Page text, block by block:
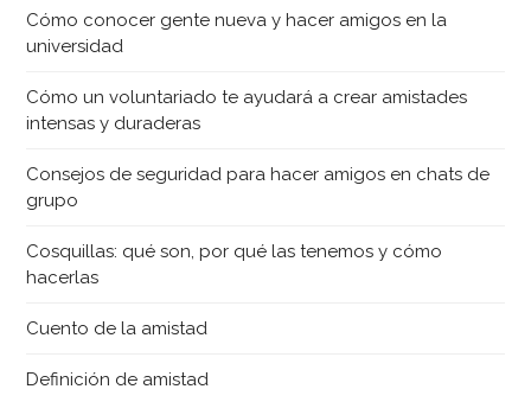
Cómo conocer gente nueva y hacer amigos en la
universidad
Cómo un voluntariado te ayudará a crear amistades
intensas y duraderas
Consejos de seguridad para hacer amigos en chats de
grupo
Cosquillas: qué son, por qué las tenemos y cómo
hacerlas
Cuento de la amistad
Definición de amistad